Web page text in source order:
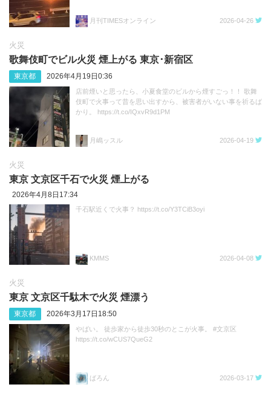
月刊TIMESオンライン 2026-04-26
火災
歌舞伎町でビル火災 煙上がる 東京･新宿区
東京都 2026年4月19日0:36
店前煙いと思ったら、小夏食堂のビルから煙すごっ！！ 歌舞
伎町で火事って昔を思い出すから、被害者がいない事を祈るば
かり。 https://t.co/IQxvR9d1PM
月嶋ッスル 2026-04-19
火災
東京 文京区千石で火災 煙上がる
2026年4月8日17:34
千石駅近くで火事？ https://t.co/Y3TCiB3oyi
KMMS 2026-04-08
火災
東京 文京区千駄木で火災 煙漂う
東京都 2026年3月17日18:50
やばい。 徒歩家から徒歩30秒のとこが火事。 #文京区
https://t.co/wCUS7QueG2
ばろん 2026-03-17